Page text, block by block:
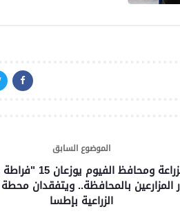
الموضوع السابق
وزير الزراعة ومحافظ
المزارعين بالمحافظة.. ويتفقدان محطة
الزراعية بإطسا